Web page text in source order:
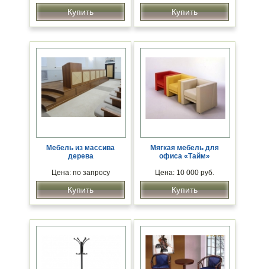
Купить Купить
Мебель из массива
дерева
Цена: по запросу
Купить
Мягкая мебель для
офиса «Тайм»
Цена: 10 000 руб.
Купить